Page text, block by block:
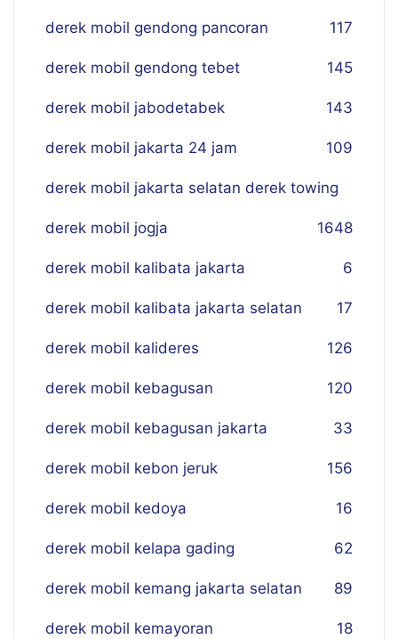
derek mobil gendong pancoran 117
derek mobil gendong tebet 145
derek mobil jabodetabek 143
derek mobil jakarta 24 jam 109
derek mobil jakarta selatan derek towing
48
derek mobil jogja 16
derek mobil kalibata jakarta 6
derek mobil kalibata jakarta selatan 17
derek mobil kalideres 126
derek mobil kebagusan 120
derek mobil kebagusan jakarta 33
derek mobil kebon jeruk 156
derek mobil kedoya 16
derek mobil kelapa gading 62
derek mobil kemang jakarta selatan 89
derek mobil kemayoran 18